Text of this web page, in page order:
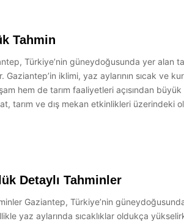
Tahmin
Türkiye’nin güneydoğusunda yer
iklimi, yaz aylarının sıcak ve
hem de tarım faaliyetleri açısından
tarım ve dış mekan etkinlikleri üzerindeki
Detaylı Tahminler
Gaziantep, Türkiye’nin
yaz aylarında sıcaklıklar oldukça